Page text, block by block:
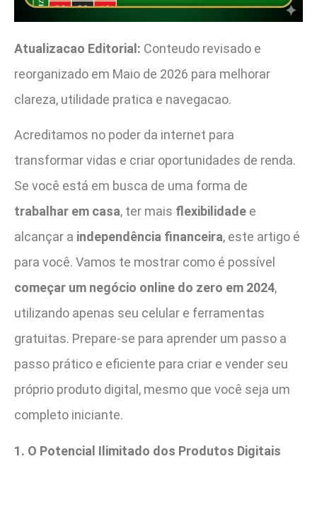
Atualizacao Editorial: Conteudo revisado e
reorganizado em Maio de 2026 para melhorar
clareza, utilidade pratica e navegacao.
Acreditamos no poder da internet para
transformar vidas e criar oportunidades de renda.
Se você está em busca de uma forma de
trabalhar em casa, ter mais flexibilidade e
alcançar a independência financeira, este artigo é
para você. Vamos te mostrar como é possível
começar um negócio online do zero em 2024,
utilizando apenas seu celular e ferramentas
gratuitas. Prepare-se para aprender um passo a
passo prático e eficiente para criar e vender seu
próprio produto digital, mesmo que você seja um
completo iniciante.
1. O Potencial Ilimitado dos Produtos Digitais